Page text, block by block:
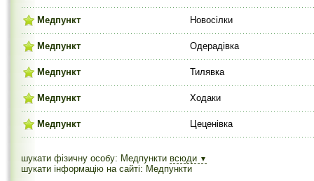
Медпункт Новосілки
Медпункт Одерадівка
Медпункт Тилявка
Медпункт Ходаки
Медпункт Цеценівка
шукати фізичну особу: Медпункти всюди ▼
шукати інформацію на сайті: Медпункти